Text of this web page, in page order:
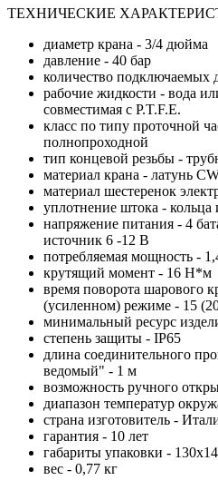
ТЕХНИЧЕСКИЕ
диаметр крана - 3/4 дюйма
давление - 40 бар
количество подключаемых
рабочие жидкости - вода
совместимая с P.T.F.E.
класс по типу проточной
полнопроходной
тип концевой резьбы -
материал крана - латунь
материал шестеренок
уплотнение штока - кольца
напряжение питания - 4
источник 6 -12 В
потребляемая мощность -
крутящий момент - 16 Н*м
время поворота шарового
(усиленном) режиме - 15
минимальный ресурс
степень защиты - IP65
длина соединительного
ведомый" - 1 м
возможность ручного
диапазон температур
страна изготовитель -
гарантия - 10 лет
габариты упаковки -
вес - 0,77 кг